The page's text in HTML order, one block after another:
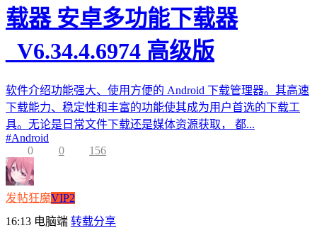
载器 安卓多功能下载器
_V6.34.4.6974 高级版
软件介绍功能强大、使用方便的 Android 下载管理器。其高速
下载能力、稳定性和丰富的功能使其成为用户首选的下载工
具。无论是日常文件下载还是媒体资源获取， 都...
#Android
0
0 156
发帖狂魔VIP2
16:13 电脑端 转载分享